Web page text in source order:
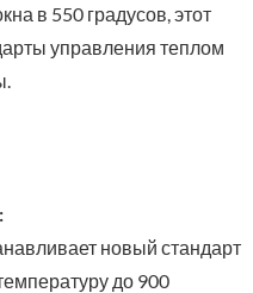
в 550 градусов, этот
управления теплом
новый стандарт
до 900